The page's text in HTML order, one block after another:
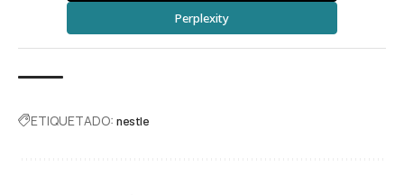
Perplexity
ETIQUETADO: nestle